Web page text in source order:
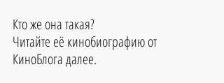
Кто же она такая?
Читайте её кинобиографию от
КиноБлога далее.